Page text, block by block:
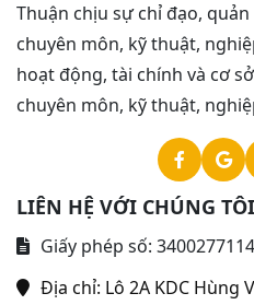
Thuận chịu sự chỉ đạo,
chuyên môn, kỹ thuật,
hoạt động, tài chính và cơ
chuyên môn, kỹ thuật,
LIÊN HỆ VỚI CHÚNG TÔI
Giấy phép số: 3400277114
Địa chỉ: Lô 2A KDC Hùng